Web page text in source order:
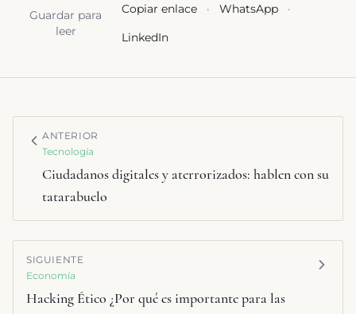
Guardar para
leer
Copiar enlace · WhatsApp
·
LinkedIn
ANTERIOR
Tecnología
Ciudadanos digitales y aterrorizados: hablen con su
tatarabuelo
SIGUIENTE
Economía
Hacking Ético ¿Por qué es importante para las